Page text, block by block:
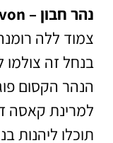
נהר חבון – Rio Chavon
צמוד ללה
בנחל זה צולמו
הנהר הקסום
למרינת קאסה
תוכלו ליהנות